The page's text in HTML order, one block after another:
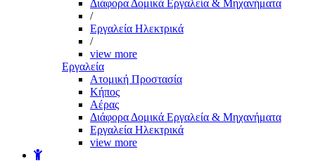
Διάφορα Δομικά Εργαλεία & Μηχανήματα
/
Εργαλεία Ηλεκτρικά
/
view more
Εργαλεία
Aτομική Προστασία
Kήπος
Αέρας
Διάφορα Δομικά Εργαλεία & Μηχανήματα
Εργαλεία Ηλεκτρικά
view more